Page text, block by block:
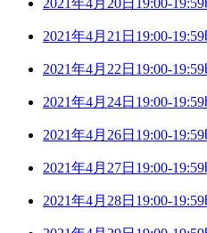
2021年4月20日19:00-
2021年4月21日19:00-
2021年4月22日19:00-
2021年4月24日19:00-
2021年4月26日19:00-
2021年4月27日19:00-
2021年4月28日19:00-